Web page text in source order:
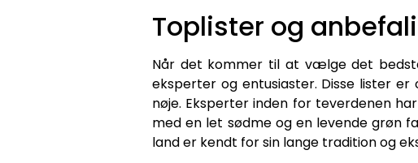
Toplister og
Når det kommer til at vælge det
eksperter og entusiaster. Disse lister
nøje. Eksperter inden for teverdenen
med en let sødme og en levende grøn
land er kendt for sin lange tradition og